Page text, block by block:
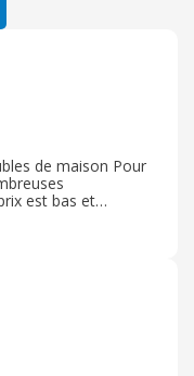
de maison Pour
est bas et
et de l'acheter et
pas Tout
tous et bonne
:) :) :) :) :) :) :) :) :) .